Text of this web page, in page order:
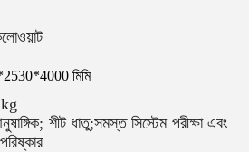
মিমি
শীট ধাতু;সমস্ত সিস্টেম পরীক্ষা এবং